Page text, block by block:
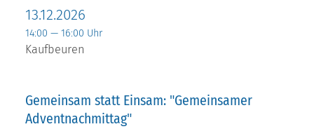
13.12.2026
14:00 — 16:00 Uhr
Kaufbeuren
Gemeinsam statt Einsam: "Gemeinsamer
Adventnachmittag"